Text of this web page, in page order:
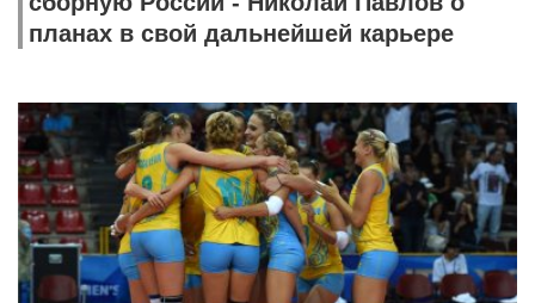
планах в свой дальнейшей карьере